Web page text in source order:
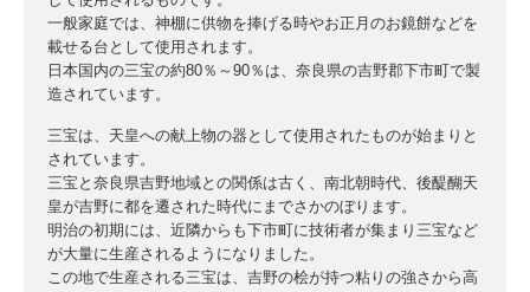
一般家庭では、神棚に供物を捧げる時やお正月のお鏡餅などを
載せる台として使用されます。
日本国内の三宝の約80％～90％は、奈良県の吉野郡下市町で製
造されています。
三宝は、天皇への献上物の器として使用されたものが始まりと
されています。
三宝と奈良県吉野地域との関係は古く、南北朝時代、後醍醐天
皇が吉野に都を遷された時代にまでさかのぼります。
明治の初期には、近隣からも下市町に技術者が集まり三宝など
が大量に生産されるようになりました。
この地で生産される三宝は、吉野の桧が持つ粘りの強さから高